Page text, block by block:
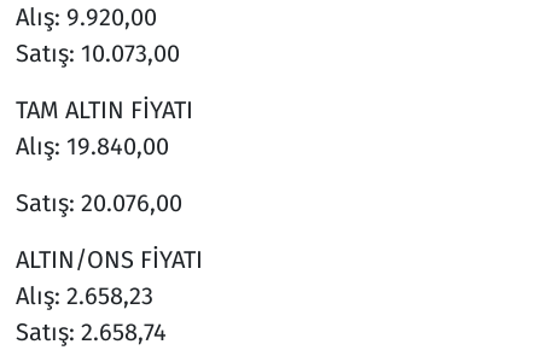
Alış: 9.920,00
Satış: 10.073,00
TAM ALTIN FİYATI
Alış: 19.840,00
Satış: 20.076,00
ALTIN/ONS FİYATI
Alış: 2.658,23
Satış: 2.658,74